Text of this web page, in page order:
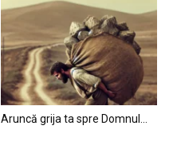
Aruncă grija ta spre Domnul…